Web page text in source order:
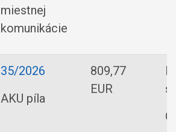
miestnej
komunikácie
35/2026
AKU píla
809,77
EUR
s